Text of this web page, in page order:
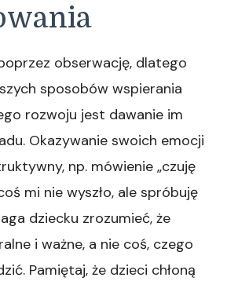
obserwację, dlatego
sposobów wspierania
rozwoju jest dawanie im
Okazywanie swoich emocji
np. mówienie „czuję
mi nie wyszło, ale spróbuję
dziecku zrozumieć, że
i ważne, a nie coś, czego
Pamiętaj, że dzieci chłoną